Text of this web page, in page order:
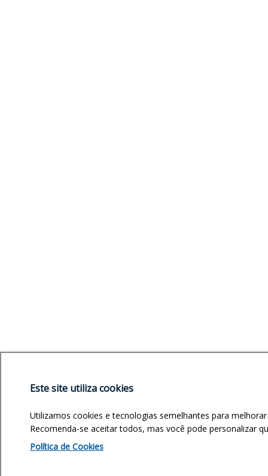
Este site utiliza cookies
Utilizamos cookies e tecnologias semelhantes para
Recomenda-se aceitar todos, mas você pode personalizar
Política de Cookies